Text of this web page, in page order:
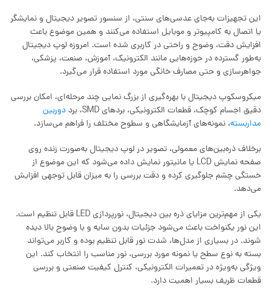
این تجهیزات به‌جای عدسی‌های سنتی، از سنسور تصویر دیجیتال و نمایشگر
یا اتصال به کامپیوتر و موبایل استفاده می‌کنند و همین موضوع باعث
افزایش دقت، وضوح و راحتی در کاربری شده است. امروزه لوپ دیجیتال
به‌طور گسترده در حوزه‌هایی مانند الکترونیک، آموزش، صنعت، پزشکی،
جواهرسازی و حتی مصارف خانگی مورد استفاده قرار می‌گیرد.
میکروسکوپ دیجیتال با بهره‌گیری از بزرگ‌ نمایی چند مرحله‌ای، امکان بررسی
دقیق اجسام کوچک، قطعات الکترونیکی، بردهای SMD، برد
دوربین
مداربسته، نمونه‌های آزمایشگاهی و سطوح مختلف را فراهم می‌سازد.
برخلاف ذره‌بین‌های معمولی، تصویر در لوپ دیجیتال به‌صورت زنده روی
صفحه نمایش LCD یا مانیتور نمایش داده می‌شود که این موضوع از
خستگی چشم جلوگیری کرده و دقت بررسی را به میزان قابل توجهی افزایش
می‌دهد.
یکی از مهم‌ترین مزایای ذره‌ بین دیجیتال، نورپردازی LED قابل تنظیم است.
این نور یکنواخت باعث می‌شود جزئیات بدون سایه و با وضوح بالا دیده
شوند. در بسیاری از مدل‌ها، شدت نور قابل تنظیم بوده و کاربر می‌تواند
بسته به نوع سطح یا نمونه مورد بررسی، نور مناسب را انتخاب کند. این
ویژگی به‌ویژه در تعمیرات الکترونیکی، کنترل کیفیت صنعتی و بررسی
قطعات ظریف بسیار اهمیت دارد.